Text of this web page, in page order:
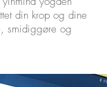
din krop og dine
smidiggøre og